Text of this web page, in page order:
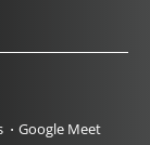
Google Meet